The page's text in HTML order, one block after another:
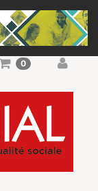
0